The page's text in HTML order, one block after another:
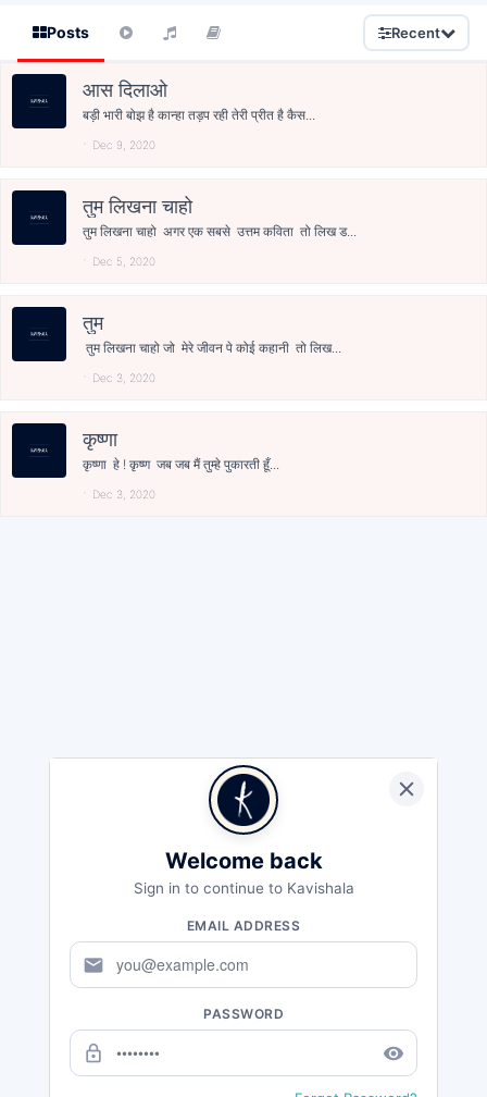
Posts Recent
आस दिलाओ
बड़ी भारी बोझ है कान्हा तड़प रही तेरी प्रीत है कैस...
Dec 9, 2020
तुम लिखना चाहो
तुम लिखना चाहो अगर एक सबसे उत्तम कविता तो लिख ड...
Dec 5, 2020
तुम
तुम लिखना चाहो जो मेरे जीवन पे कोई कहानी तो लिख...
Dec 3, 2020
कृष्णा
कृष्णा हे ! कृष्ण जब जब मैं तुम्हे पुकारती हूँ...
Dec 3, 2020
Welcome back
Sign in to continue to Kavishala
EMAIL ADDRESS
mail
PASSWORD
lock_outline remove_red_eye